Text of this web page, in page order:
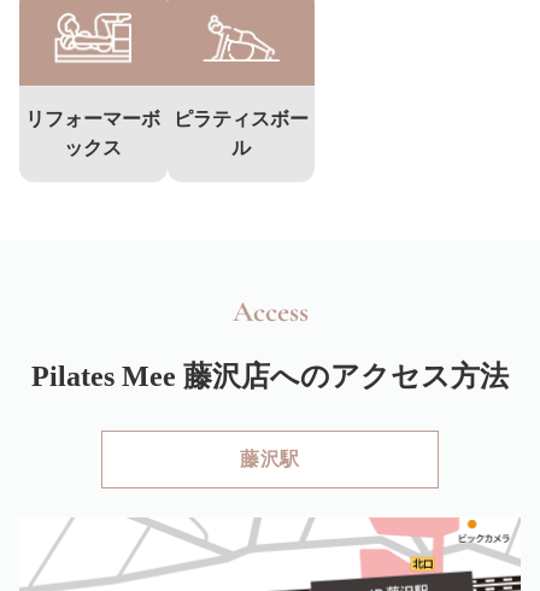
リフォーマーボ
ックス
ピラティスボー
ル
Access
Pilates Mee 藤沢店へのアクセス方法
藤沢駅